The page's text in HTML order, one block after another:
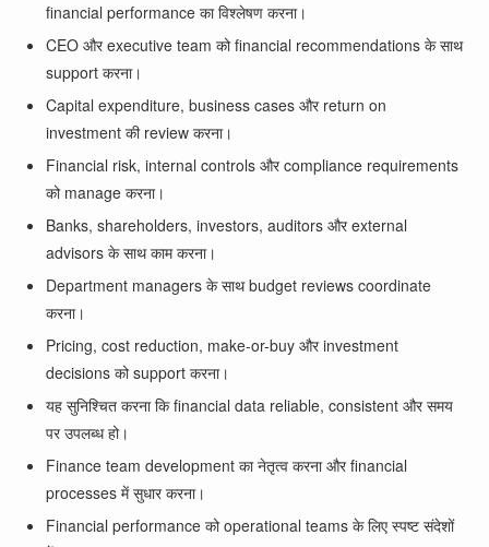
financial performance का विश्लेषण करना।
CEO और executive team को financial recommendations के साथ
support करना।
Capital expenditure, business cases और return on
investment की review करना।
Financial risk, internal controls और compliance requirements
को manage करना।
Banks, shareholders, investors, auditors और external
advisors के साथ काम करना।
Department managers के साथ budget reviews coordinate
करना।
Pricing, cost reduction, make-or-buy और investment
decisions को support करना।
यह सुनिश्चित करना कि financial data reliable, consistent और समय
पर उपलब्ध हो।
Finance team development का नेतृत्व करना और financial
processes में सुधार करना।
Financial performance को operational teams के लिए स्पष्ट संदेशों